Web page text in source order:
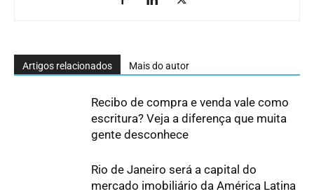
Artigos relacionados Mais do autor
Recibo de compra e venda vale como
escritura? Veja a diferença que muita
gente desconhece
Rio de Janeiro será a capital do
mercado imobiliário da América Latina